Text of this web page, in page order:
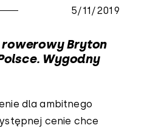
5/11/2019
Bryton
Wygodny
dla ambitnego
cenie chce